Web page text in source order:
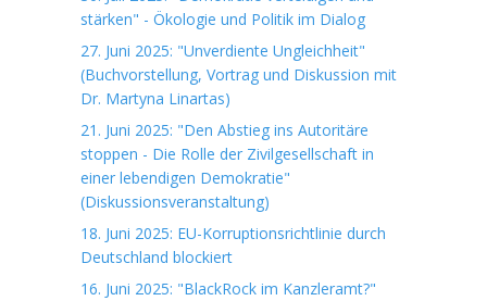
stärken" - Ökologie und Politik im Dialog
27. Juni 2025: "Unverdiente Ungleichheit"
(Buchvorstellung, Vortrag und Diskussion mit
Dr. Martyna Linartas)
21. Juni 2025: "Den Abstieg ins Autoritäre
stoppen - Die Rolle der Zivilgesellschaft in
einer lebendigen Demokratie"
(Diskussionsveranstaltung)
18. Juni 2025: EU-Korruptionsrichtlinie durch
Deutschland blockiert
16. Juni 2025: "BlackRock im Kanzleramt?"